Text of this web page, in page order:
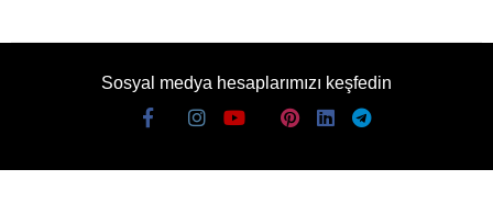
Sosyal medya hesaplarımızı keşfedin